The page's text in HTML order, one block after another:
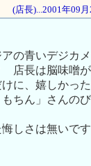
(店長)...2001年09
の青いデジカメ
店長は脳味噌
に、嬉しかった
ちん」さんの
しさは無いです